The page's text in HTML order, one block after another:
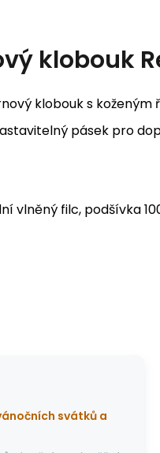
klobouk
klobouk s koženým
pásek pro
vlněný filc, podšívka
svátků a